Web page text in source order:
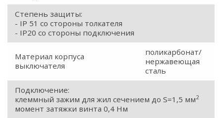
Степень защиты:
- IP 51 со стороны толкателя
- IP20 со стороны подключения
Материал корпуса
выключателя
поликарбонат/
нержавеющая
сталь
Подключение:
клеммный зажим для жил сечением до S=1,5 мм2
момент затяжки винта 0,4 Нм